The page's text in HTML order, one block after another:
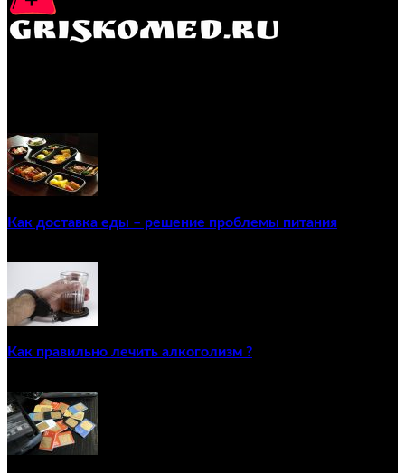
Как доставка еды – решение проблемы питания
Как правильно лечить алкоголизм ?